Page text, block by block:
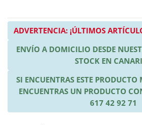
ADVERTENCIA: ¡ÚLTIMOS
ENVÍO A DOMICILIO DESDE
STOCK EN
SI ENCUENTRAS ESTE
ENCUENTRAS UN PRODUCTO
617 42 92 71